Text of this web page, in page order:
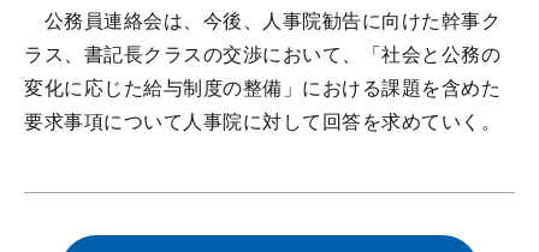
公務員連絡会は、今後、人事院勧告に向けた幹事ク
ラス、書記長クラスの交渉において、「社会と公務の
変化に応じた給与制度の整備」における課題を含めた
要求事項について人事院に対して回答を求めていく。